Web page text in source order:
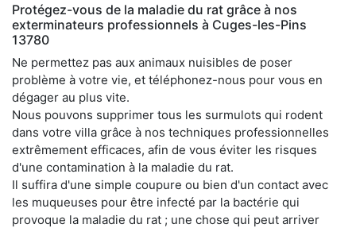
Protégez-vous de la maladie du rat grâce à nos
exterminateurs professionnels à Cuges-les-Pins
13780
Ne permettez pas aux animaux nuisibles de poser
problème à votre vie, et téléphonez-nous pour vous en
dégager au plus vite.
Nous pouvons supprimer tous les surmulots qui rodent
dans votre villa grâce à nos techniques professionnelles
extrêmement efficaces, afin de vous éviter les risques
d'une contamination à la maladie du rat.
Il suffira d'une simple coupure ou bien d'un contact avec
les muqueuses pour être infecté par la bactérie qui
provoque la maladie du rat ; une chose qui peut arriver